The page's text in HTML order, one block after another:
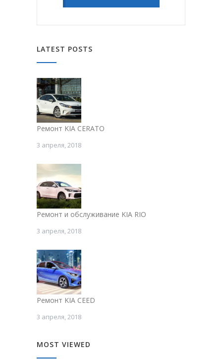
LATEST POSTS
Ремонт KIA CERATO
3 апреля, 2018
Ремонт и обслуживание KIA RIO
3 апреля, 2018
Ремонт KIA CEED
3 апреля, 2018
MOST VIEWED